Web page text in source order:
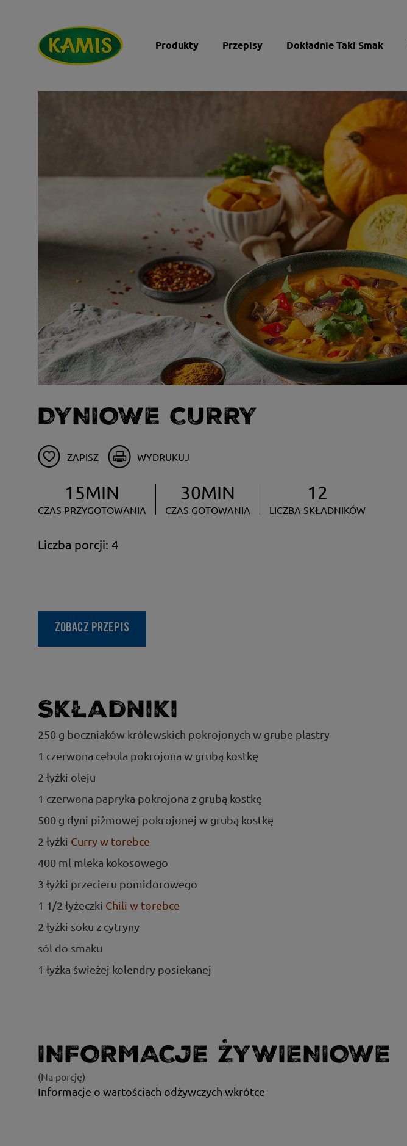
Produkty Przepisy Dokładnie Taki Smak
DYNIOWE CURRY
ZAPISZ WYDRUKUJ
15MIN
CZAS PRZYGOTOWANIA
30MIN
CZAS GOTOWANIA
12
LICZBA SKŁADNIKÓW
Liczba porcji: 4
ZOBACZ PRZEPIS
Składniki
250 g boczniaków królewskich pokrojonych w grube plastry
1 czerwona cebula pokrojona w grubą kostkę
2 łyżki oleju
1 czerwona papryka pokrojona z grubą kostkę
500 g dyni piżmowej pokrojonej w grubą kostkę
2 łyżki Curry w torebce
400 ml mleka kokosowego
3 łyżki przecieru pomidorowego
1 1/2 łyżeczki Chili w torebce
2 łyżki soku z cytryny
sól do smaku
1 łyżka świeżej kolendry posiekanej
INFORMACJE ŻYWIENIOWE
(Na porcję)
Informacje o wartościach odżywczych wkrótce